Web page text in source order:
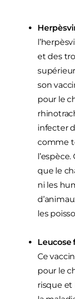
et des
son
pour le
infecter
comme
que le
ni les
les
Leucose
Ce
pour le
risque et